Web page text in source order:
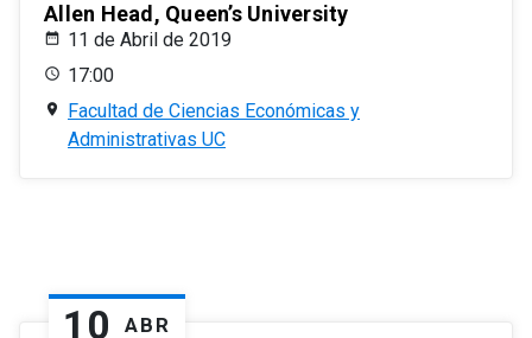
Allen Head, Queen’s University
11 de Abril de 2019
17:00
Facultad de Ciencias Económicas y
Administrativas UC
10 ABR